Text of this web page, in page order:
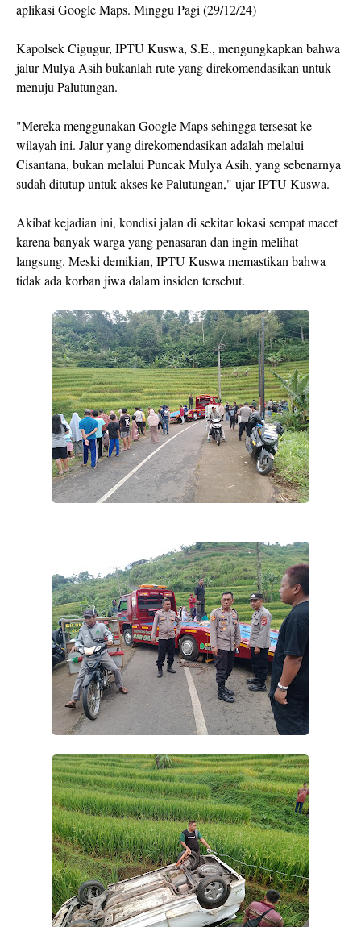
aplikasi Google Maps. Minggu Pagi (29/12/24)
Kapolsek Cigugur, IPTU Kuswa, S.E., mengungkapkan bahwa
jalur Mulya Asih bukanlah rute yang direkomendasikan untuk
menuju Palutungan.
"Mereka menggunakan Google Maps sehingga tersesat ke
wilayah ini. Jalur yang direkomendasikan adalah melalui
Cisantana, bukan melalui Puncak Mulya Asih, yang sebenarnya
sudah ditutup untuk akses ke Palutungan," ujar IPTU Kuswa.
Akibat kejadian ini, kondisi jalan di sekitar lokasi sempat macet
karena banyak warga yang penasaran dan ingin melihat
langsung. Meski demikian, IPTU Kuswa memastikan bahwa
tidak ada korban jiwa dalam insiden tersebut.